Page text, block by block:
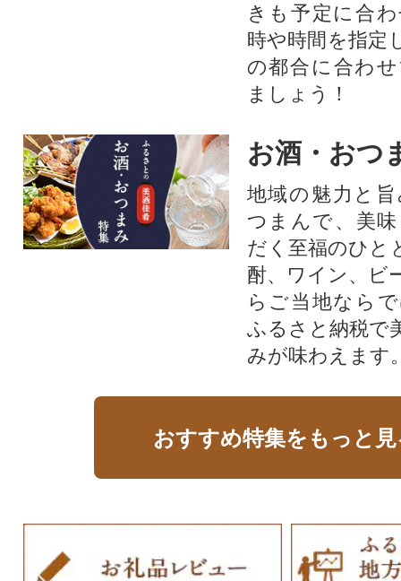
きも予定に合
時や時間を指定
の都合に合わ
ましょう！
お酒・おつ
地域の魅力と
つまんで、美
だく至福のひと
酎、ワイン、ビ
らご当地なら
ふるさと納税で
みが味わえます
おすすめ特集をもっと